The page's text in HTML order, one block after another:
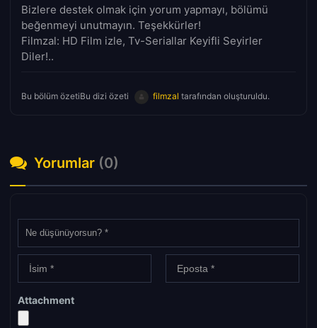
Bizlere destek olmak için yorum yapmayı, bölümü
beğenmeyi unutmayın. Teşekkürler!
Filmzal: HD Film izle, Tv-Seriallar Keyifli Seyirler
Diler!..
Bu bölüm özetiBu dizi özeti filmzal tarafından oluşturuldu.
Yorumlar (0)
Attachment